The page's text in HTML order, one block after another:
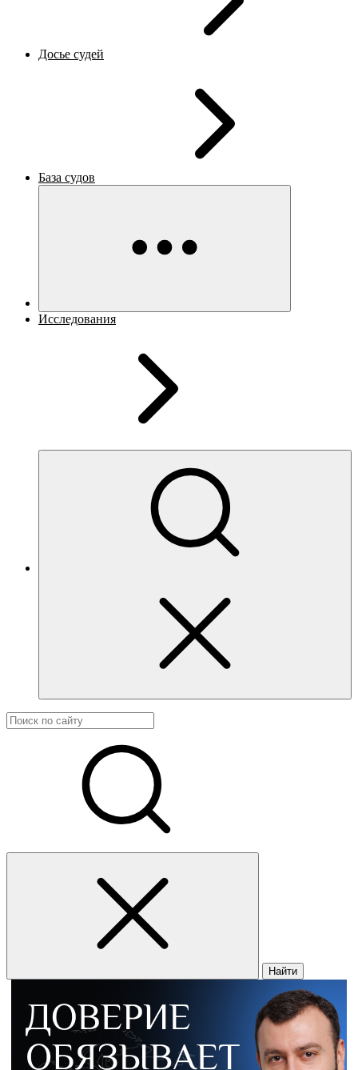
Досье судей
База судов
Исследования
Найти